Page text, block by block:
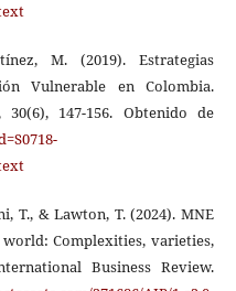
M. (2019). Estrategias
Vulnerable en Colombia.
147-156. Obtenido de
T., & Lawton, T. (2024). MNE
Complexities, varieties,
Business Review.